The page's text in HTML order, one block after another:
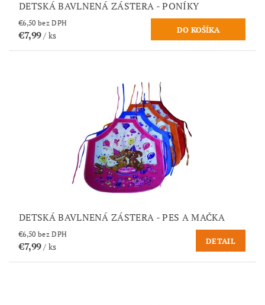
DETSKÁ BAVLNENÁ ZÁSTERA - PONÍKY
€6,50 bez DPH
€7,99/ ks
DETSKÁ BAVLNENÁ ZÁSTERA - PES A MAČKA
€6,50 bez DPH
€7,99/ ks
DETAIL